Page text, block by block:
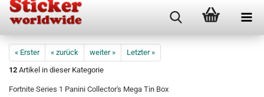
« Erster « zurück weiter »
Letzter »
12 Artikel in dieser Kategorie
Fortnite Series 1 Panini Collector's Mega Tin Box